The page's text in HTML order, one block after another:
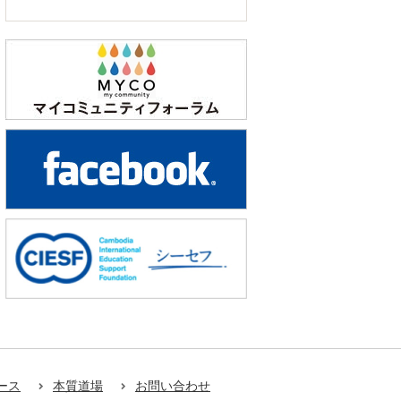
ス 本質道場 お問い合わせ